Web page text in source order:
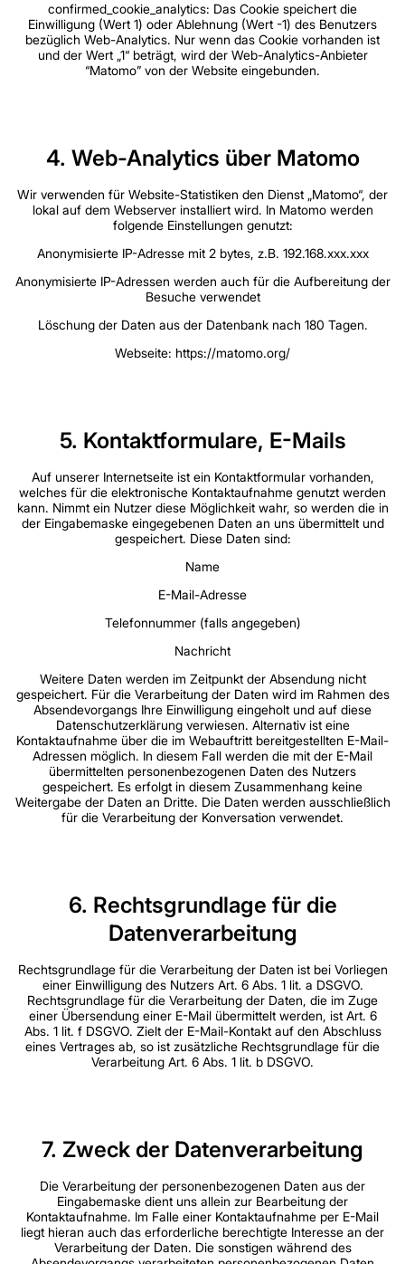
confirmed_cookie_analytics: Das Cookie speichert die
Einwilligung (Wert 1) oder Ablehnung (Wert -1) des Benutzers
bezüglich Web-Analytics. Nur wenn das Cookie vorhanden ist
und der Wert „1“ beträgt, wird der Web-Analytics-Anbieter
“Matomo” von der Website eingebunden.
4. Web-Analytics über Matomo
Wir verwenden für Website-Statistiken den Dienst „Matomo“, der
lokal auf dem Webserver installiert wird. In Matomo werden
folgende Einstellungen genutzt:
Anonymisierte IP-Adresse mit 2 bytes, z.B. 192.168.xxx.xxx
Anonymisierte IP-Adressen werden auch für die Aufbereitung der
Besuche verwendet
Löschung der Daten aus der Datenbank nach 180 Tagen.
Webseite: https://matomo.org/
5. Kontaktformulare, E-Mails
Auf unserer Internetseite ist ein Kontaktformular vorhanden,
welches für die elektronische Kontaktaufnahme genutzt werden
kann. Nimmt ein Nutzer diese Möglichkeit wahr, so werden die in
der Eingabemaske eingegebenen Daten an uns übermittelt und
gespeichert. Diese Daten sind:
Name
E-Mail-Adresse
Telefonnummer (falls angegeben)
Nachricht
Weitere Daten werden im Zeitpunkt der Absendung nicht
gespeichert. Für die Verarbeitung der Daten wird im Rahmen des
Absendevorgangs Ihre Einwilligung eingeholt und auf diese
Datenschutzerklärung verwiesen. Alternativ ist eine
Kontaktaufnahme über die im Webauftritt bereitgestellten E-Mail-
Adressen möglich. In diesem Fall werden die mit der E-Mail
übermittelten personenbezogenen Daten des Nutzers
gespeichert. Es erfolgt in diesem Zusammenhang keine
Weitergabe der Daten an Dritte. Die Daten werden ausschließlich
für die Verarbeitung der Konversation verwendet.
6. Rechtsgrundlage für die
Datenverarbeitung
Rechtsgrundlage für die Verarbeitung der Daten ist bei Vorliegen
einer Einwilligung des Nutzers Art. 6 Abs. 1 lit. a DSGVO.
Rechtsgrundlage für die Verarbeitung der Daten, die im Zuge
einer Übersendung einer E-Mail übermittelt werden, ist Art. 6
Abs. 1 lit. f DSGVO. Zielt der E-Mail-Kontakt auf den Abschluss
eines Vertrages ab, so ist zusätzliche Rechtsgrundlage für die
Verarbeitung Art. 6 Abs. 1 lit. b DSGVO.
7. Zweck der Datenverarbeitung
Die Verarbeitung der personenbezogenen Daten aus der
Eingabemaske dient uns allein zur Bearbeitung der
Kontaktaufnahme. Im Falle einer Kontaktaufnahme per E-Mail
liegt hieran auch das erforderliche berechtigte Interesse an der
Verarbeitung der Daten. Die sonstigen während des